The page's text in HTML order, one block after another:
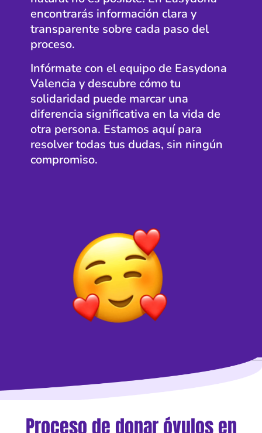
encontrarás información clara y
transparente sobre cada paso del
proceso.
Infórmate con el equipo de Easydona
Valencia y descubre cómo tu
solidaridad puede marcar una
diferencia significativa en la vida de
otra persona. Estamos aquí para
resolver todas tus dudas, sin ningún
compromiso.
Proceso de donar óvulos en